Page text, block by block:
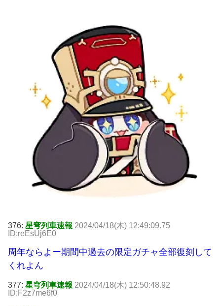
376: 星穹列車速報 2024/04/18(木) 12:49:09.75
ID:reEsUj6E0
周年ならよー期間中過去の限定ガチャ全部復刻して
くれよん
377: 星穹列車速報 2024/04/18(木) 12:50:48.92
ID:F2z7me6f0